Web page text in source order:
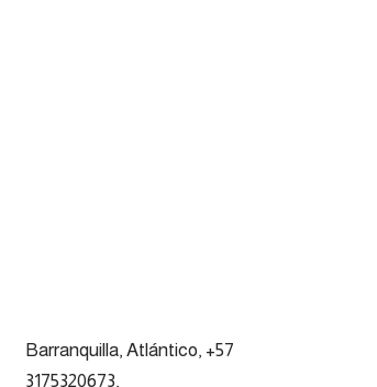
Barranquilla, Atlántico, +57
3175320673,